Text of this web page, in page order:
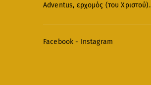
Adventus, ερχομός (του Χριστού).
Facebook - Instagram